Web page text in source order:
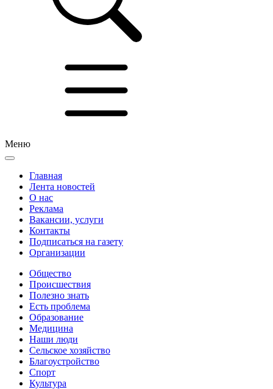
Меню
Главная
Лента новостей
О нас
Реклама
Вакансии, услуги
Контакты
Подписаться на газету
Организации
Общество
Происшествия
Полезно знать
Есть проблема
Образование
Медицина
Наши люди
Сельское хозяйство
Благоустройство
Спорт
Культура